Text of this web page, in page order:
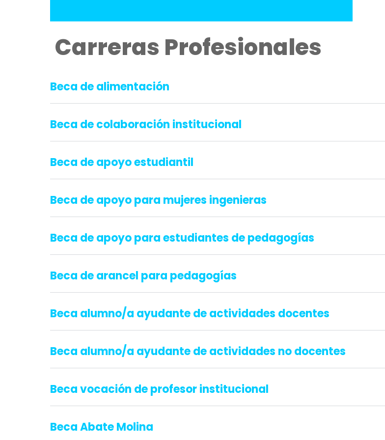
Carreras Profesionales
Beca de alimentación
Beca de colaboración institucional
Beca de apoyo estudiantil
Beca de apoyo para mujeres ingenieras
Beca de apoyo para estudiantes de pedagogías
Beca de arancel para pedagogías
Beca alumno/a ayudante de actividades docentes
Beca alumno/a ayudante de actividades no docentes
Beca vocación de profesor institucional
Beca Abate Molina